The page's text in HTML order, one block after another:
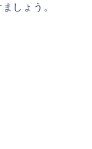
しょう。